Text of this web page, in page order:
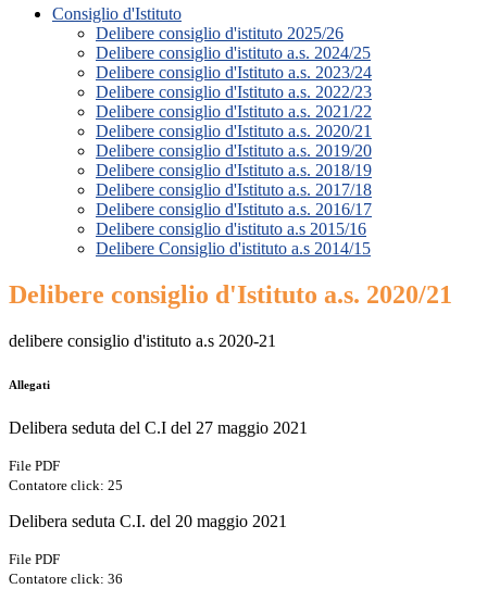
Consiglio d'Istituto
Delibere consiglio d'istituto 2025/26
Delibere consiglio d'istituto a.s. 2024/25
Delibere consiglio d'Istituto a.s. 2023/24
Delibere consiglio d'Istituto a.s. 2022/23
Delibere consiglio d'Istituto a.s. 2021/22
Delibere consiglio d'Istituto a.s. 2020/21
Delibere consiglio d'Istituto a.s. 2019/20
Delibere consiglio d'Istituto a.s. 2018/19
Delibere consiglio d'Istituto a.s. 2017/18
Delibere consiglio d'Istituto a.s. 2016/17
Delibere consiglio d'istituto a.s 2015/16
Delibere Consiglio d'istituto a.s 2014/15
Delibere consiglio d'Istituto a.s. 2020/21
delibere consiglio d'istituto a.s 2020-21
Allegati
Delibera seduta del C.I del 27 maggio 2021
File PDF
Contatore click: 25
Delibera seduta C.I. del 20 maggio 2021
File PDF
Contatore click: 36